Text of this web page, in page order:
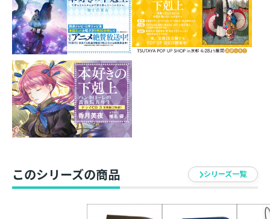
今回は「本の形の箱を作って新刊を入れたい」と担当さ
んから聞いて、私が提案しました。
本編の第三部に出てきた「神殿長の手紙箱」のデザイン
にするのはどうですか？ と。
箱に書かれたタイトルは「リーズファルケの宝物」で
す。
リーズファルケの宝物は卵。夏の素材だったので貴色の
青。四隅には魔石のデザイン。
エーレンフェストの神殿に収められている本を模してい
無知な者が代わりの魔石を置くことなくリーズファルケ
このシリーズの商品 シリーズ一覧